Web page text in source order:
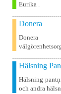
Eurika .
Donera
Hälsning
Hälsning
och andra